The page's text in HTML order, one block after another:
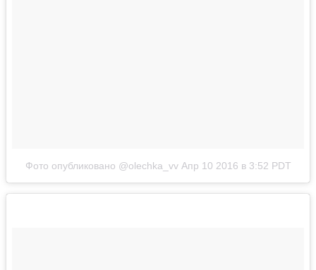
Фото опубликовано @olechka_vv Апр 10 2016 в 3:52 PDT